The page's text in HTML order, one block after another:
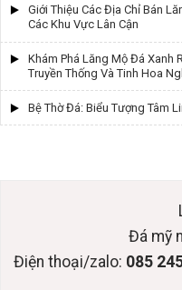
Giới Thiệu Các Địa Chỉ Bán
Các Khu Vực Lân Cận
Khám Phá Lăng Mộ Đá Xanh
Truyền Thống Và Tinh Hoa
Bệ Thờ Đá: Biểu Tượng Tâm
Đá mỹ
Điện thoại/zalo: 085